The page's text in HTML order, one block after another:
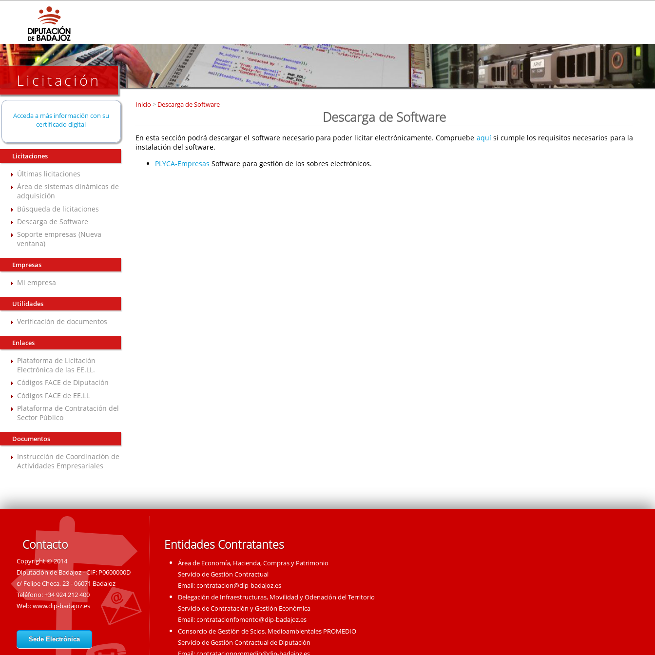
Licitación
Acceda a más información con su
certificado digital
Licitaciones
Últimas licitaciones
Área de sistemas dinámicos de
adquisición
Búsqueda de licitaciones
Descarga de Software
Soporte empresas (Nueva
ventana)
Empresas
Mi empresa
Utilidades
Verificación de documentos
Enlaces
Plataforma de Licitación
Electrónica de las EE.LL.
Códigos FACE de Diputación
Códigos FACE de EE.LL
Plataforma de Contratación del
Sector Público
Documentos
Instrucción de Coordinación de
Actividades Empresariales
Inicio >Descarga de Software
Descarga de Software
En esta sección podrá descargar el software necesario para poder licitar electrónicamente. Compruebe aquísi cumple los requisitos necesarios para la
instalación del software.
PLYCA-Empresas Software para gestión de los sobres electrónicos.
Contacto
Copyright © 2014
Diputación de Badajoz - CIF: P0600000D
c/ Felipe Checa, 23 - 06071 Badajoz
Teléfono: +34 924 212 400
Web:www.dip-badajoz.es
Sede Electrónica
Entidades Contratantes
Área de Economía, Hacienda, Compras y Patrimonio
Servicio de Gestión Contractual
Email:contratacion@dip-badajoz.es
Delegación de Infraestructuras, Movilidad y Odenación del Territorio
Servicio de Contratación y Gestión Económica
Email:contratacionfomento@dip-badajoz.es
Consorcio de Gestión de Scios. Medioambientales PROMEDIO
Servicio de Gestión Contractual de Diputación